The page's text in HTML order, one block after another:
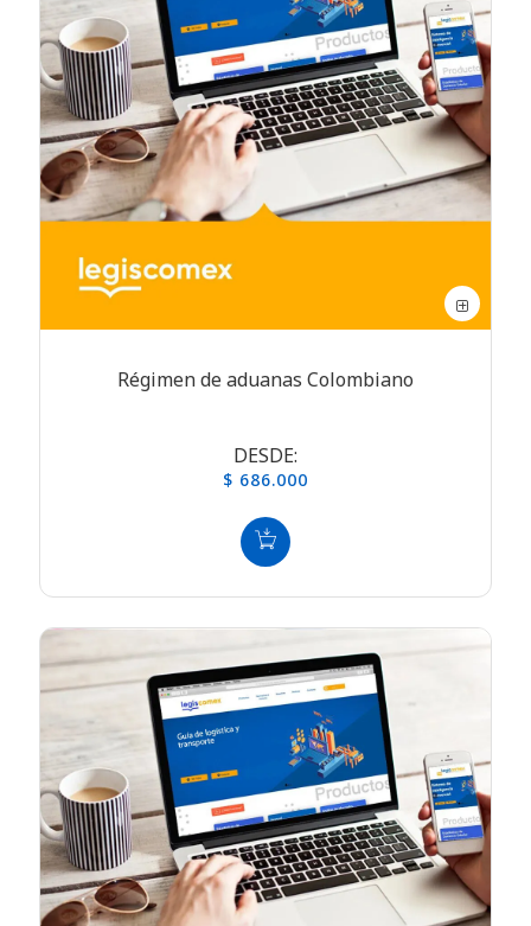
Régimen de aduanas Colombiano
DESDE:
$ 686.000